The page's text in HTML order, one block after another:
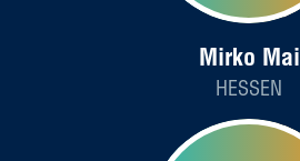
Mirko Mai
HESSEN